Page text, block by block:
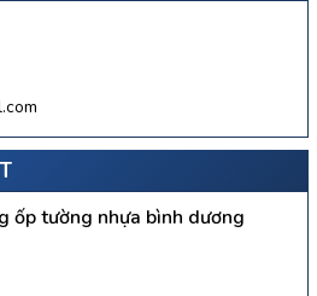
ốp tường nhựa bình dương